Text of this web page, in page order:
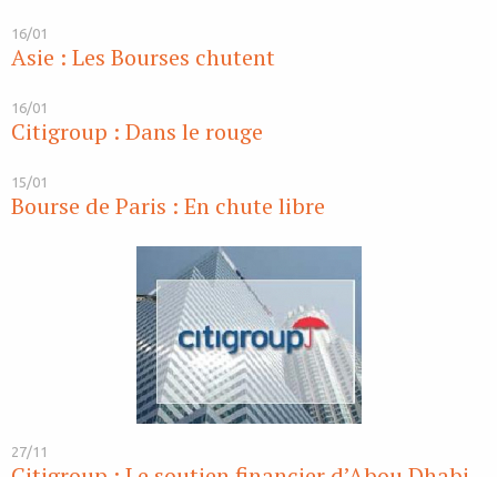
16/01
Asie : Les Bourses chutent
16/01
Citigroup : Dans le rouge
15/01
Bourse de Paris : En chute libre
27/11